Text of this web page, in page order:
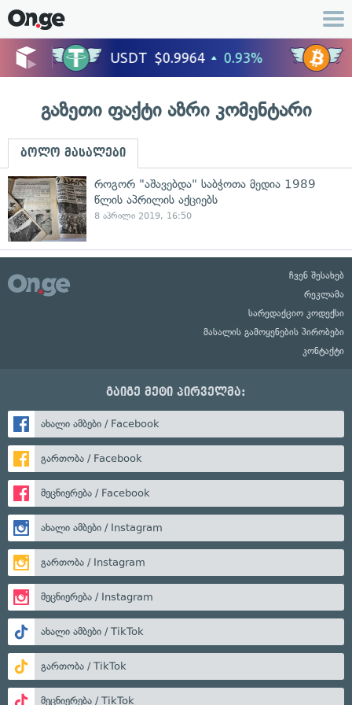
გაზეთი ფაქტი აზრი კომენტარი
ბოლო მასალები
როგორ "აშავებდა" საბჭოთა მედია 1989
წლის აპრილის აქციებს
8 აპრილი 2019, 16:50
ჩვენ შესახებ
რეკლამა
სარედაქციო კოდექსი
მასალის გამოყენების პირობები
კონტაქტი
გაიგე მეტი პირველმა:
ახალი ამბები / Facebook
გართობა / Facebook
მეცნიერება / Facebook
ახალი ამბები / Instagram
გართობა / Instagram
მეცნიერება / Instagram
ახალი ამბები / TikTok
გართობა / TikTok
მეცნიერება / TikTok